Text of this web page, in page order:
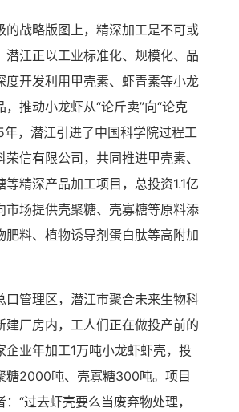
的战略版图上，精深加工是不可或
潜江正以工业标准化、规模化、品
度开发利用甲壳素、虾青素等小龙
推动小龙虾从“论斤卖”向“论克
，潜江引进了中国科学院过程工
信有限公司，共同推进甲壳素、
等精深产品加工项目，总投资1.1亿
市场提供壳聚糖、壳寡糖等原料添
肥料、植物诱导剂蛋白肽等高附加
口管理区，潜江市聚合未来生物科
建厂房内，工人们正在做投产前的
企业年加工1万吨小龙虾虾壳，投
糖2000吨、壳寡糖300吨。项目
“过去虾壳要么当废弃物处理，